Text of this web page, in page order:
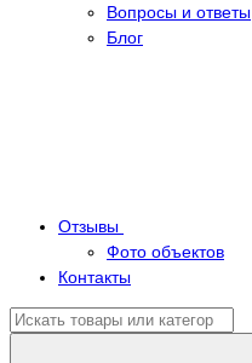
Вопросы и ответы
Блог
Отзывы
Фото объектов
Контакты